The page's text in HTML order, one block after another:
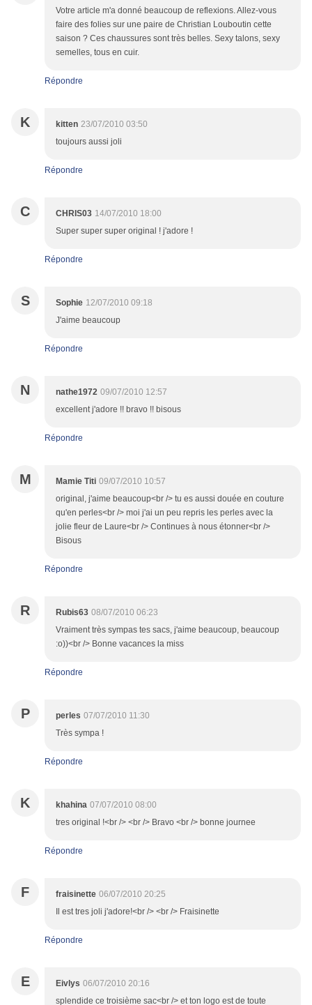
Votre article m'a donné beaucoup de reflexions. Allez-vous
faire des folies sur une paire de Christian Louboutin cette
saison ? Ces chaussures sont très belles. Sexy talons, sexy
semelles, tous en cuir.
Répondre
K kitten 23/07/2010 03:50
toujours aussi joli
Répondre
C CHRIS03 14/07/2010 18:00
Super super super original ! j'adore !
Répondre
S Sophie 12/07/2010 09:18
J'aime beaucoup
Répondre
N nathe1972 09/07/2010 12:57
excellent j'adore !! bravo !! bisous
Répondre
M Mamie Titi 09/07/2010 10:57
original, j'aime beaucoup<br /> tu es aussi douée en couture
qu'en perles<br /> moi j'ai un peu repris les perles avec la
jolie fleur de Laure<br /> Continues à nous étonner<br />
Bisous
Répondre
R Rubis63 08/07/2010 06:23
Vraiment très sympas tes sacs, j'aime beaucoup, beaucoup
:o))<br /> Bonne vacances la miss
Répondre
P perles 07/07/2010 11:30
Très sympa !
Répondre
K khahina 07/07/2010 08:00
tres original !<br /> <br /> Bravo <br /> bonne journee
Répondre
F fraisinette 06/07/2010 20:25
Il est tres joli j'adore!<br /> <br /> Fraisinette
Répondre
E Eivlys 06/07/2010 20:16
splendide ce troisième sac<br /> et ton logo est de toute